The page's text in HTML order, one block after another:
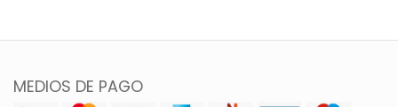
MEDIOS DE PAGO